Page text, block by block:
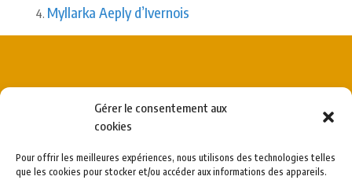
Gérer le consentement aux
cookies
Pour offrir les meilleures expériences, nous utilisons des technologies telles
que les cookies pour stocker et/ou accéder aux informations des appareils.
Myllarka Aeply d’Ivernois
A propos de l’enseignante
Enseignante de Hatha Yoga formée à l’EFYSE – élève de
Boris Tatzky